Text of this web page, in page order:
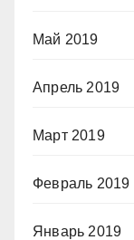
Май 2019
Апрель 2019
Март 2019
Февраль 2019
Январь 2019